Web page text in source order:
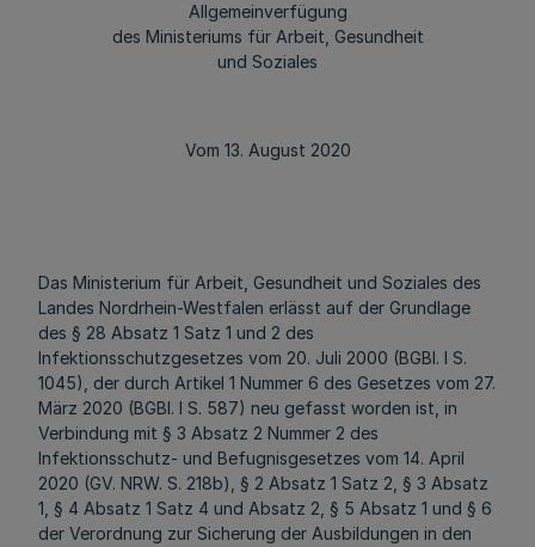
Allgemeinverfügung
des Ministeriums für Arbeit, Gesundheit
und Soziales
Vom 13. August 2020
Das Ministerium für Arbeit, Gesundheit und Soziales des
Landes Nordrhein-Westfalen erlässt auf der Grundlage
des § 28 Absatz 1 Satz 1 und 2 des
Infektionsschutzgesetzes vom 20. Juli 2000 (BGBl. I S.
1045), der durch Artikel 1 Nummer 6 des Gesetzes vom 27.
März 2020 (BGBl. I S. 587) neu gefasst worden ist, in
Verbindung mit § 3 Absatz 2 Nummer 2 des
Infektionsschutz- und Befugnisgesetzes vom 14. April
2020 (GV. NRW. S. 218b), § 2 Absatz 1 Satz 2, § 3 Absatz
1, § 4 Absatz 1 Satz 4 und Absatz 2, § 5 Absatz 1 und § 6
der Verordnung zur Sicherung der Ausbildungen in den